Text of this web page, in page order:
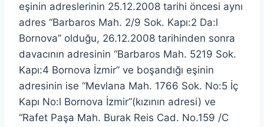
eşinin adreslerinin 25.12.2008 tarihi öncesi aynı
adres “Barbaros Mah. 2/9 Sok. Kapı:2 Da:l
Bornova” olduğu, 26.12.2008 tarihinden sonra
davacının adresinin “Barbaros Mah. 5219 Sok.
Kapı:4 Bornova İzmir” ve boşandığı eşinin
adresinin ise “Mevlana Mah. 1766 Sok. No:5 İç
Kapı No:l Bornova İzmir”(kızının adresi) ve
“Rafet Paşa Mah. Burak Reis Cad. No.159 /C